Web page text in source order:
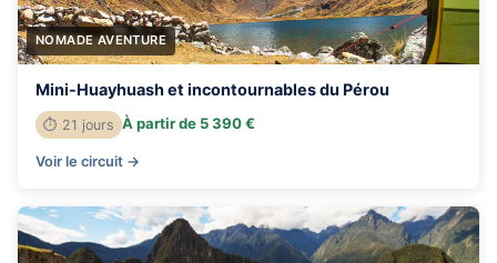
NOMADE AVENTURE
Mini-Huayhuash et incontournables du Pérou
⏱ 21 jours À partir de 5 390 €
Voir le circuit →